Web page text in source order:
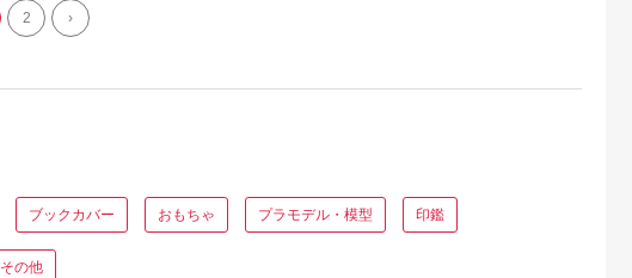
2 ›
ブックカバー おもちゃ プラモデル・模型 印鑑
その他